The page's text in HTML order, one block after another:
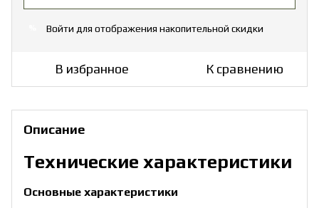
Войти для отображения накопительной скидки
В избранное К сравнению
Описание
Технические характеристики
Основные характеристики